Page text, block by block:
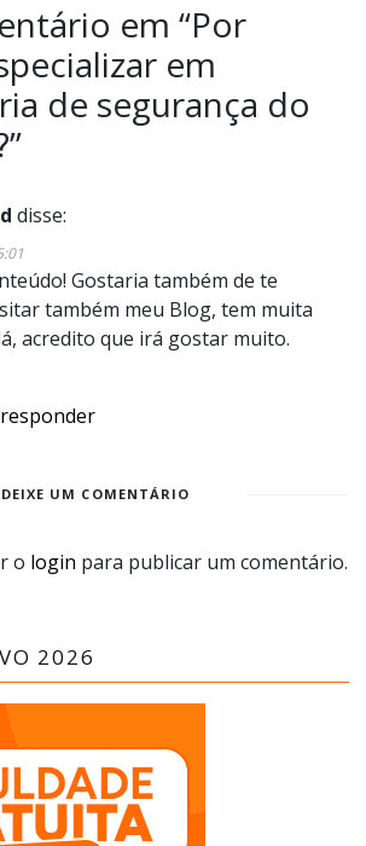
em “Por
em
de segurança do
”
disse:
Gostaria também de te
também meu Blog, tem muita
acredito que irá gostar muito.
DEIXE UM COMENTÁRIO
o login para publicar um comentário.
2026